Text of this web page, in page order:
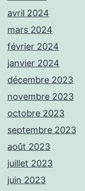
avril 2024
mars 2024
février 2024
janvier 2024
décembre 2023
novembre 2023
octobre 2023
septembre 2023
août 2023
juillet 2023
juin 2023